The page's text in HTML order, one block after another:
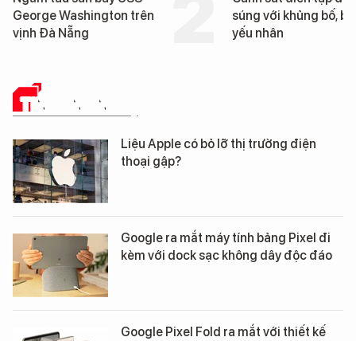
Washington trên
Nẵng
súng với khủng bố, bảo vệ
yếu nhân
TIN CÔNG NGHỆ
Liệu Apple có bỏ lỡ thị trường điện
thoại gập?
Google ra mắt máy tính bảng Pixel đi
kèm với dock sạc không dây độc đáo
Google Pixel Fold ra mắt với thiết kế